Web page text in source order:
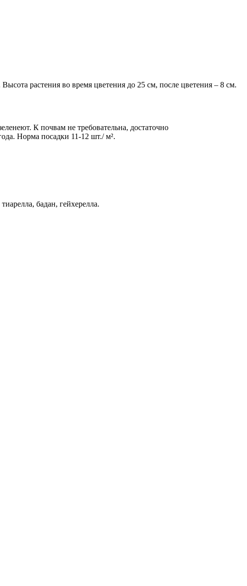
растения во время цветения до 25 см, после цветения – 8 см.
К почвам не требовательна, достаточно
Норма посадки 11-12 шт./ м².
бадан, гейхерелла.